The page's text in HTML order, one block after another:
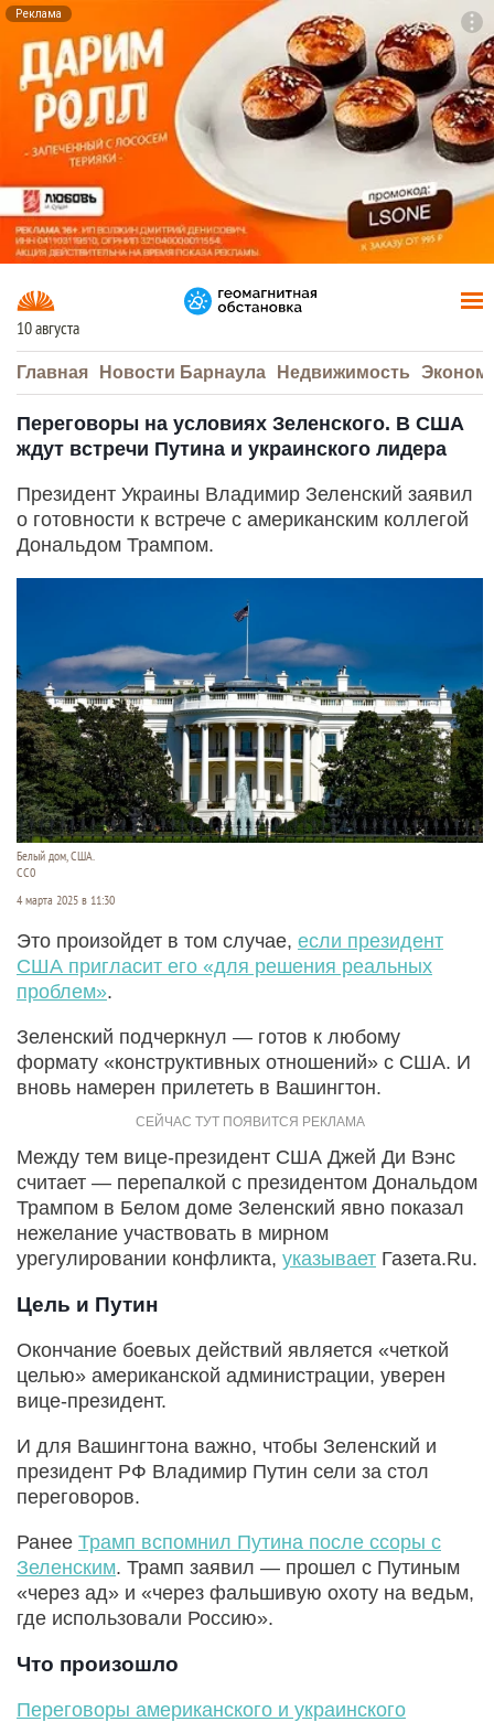
Реклама
10 августа
Главная Новости Барнаула Недвижимость
Переговоры на условиях Зеленского. В США
ждут встречи Путина и украинского лидера
Президент Украины Владимир Зеленский заявил
о готовности к встрече с американским коллегой
Дональдом Трампом.
Белый дом, США.
CC0
4 марта 2025 в 11:30
Это произойдет в том случае, если президент
США пригласит его «для решения реальных
проблем».
Зеленский подчеркнул — готов к любому
формату «конструктивных отношений» с США. И
вновь намерен прилететь в Вашингтон.
Между тем вице-президент США Джей Ди Вэнс
считает — перепалкой с президентом Дональдом
Трампом в Белом доме Зеленский явно показал
нежелание участвовать в мирном
урегулировании конфликта, указывает Газета.Ru.
Цель и Путин
Окончание боевых действий является «четкой
целью» американской администрации, уверен
вице-президент.
И для Вашингтона важно, чтобы Зеленский и
президент РФ Владимир Путин сели за стол
переговоров.
Ранее Трамп вспомнил Путина после ссоры с
Зеленским. Трамп заявил — прошел с Путиным
«через ад» и «через фальшивую охоту на ведьм,
где использовали Россию».
Что произошло
Переговоры американского и украинского